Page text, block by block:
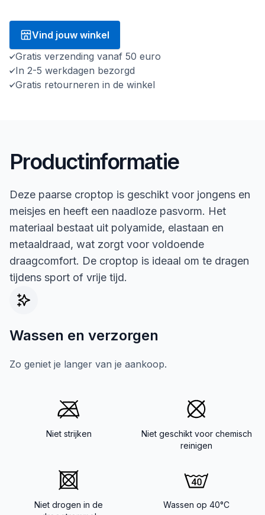
Vind jouw winkel
Gratis verzending vanaf 50 euro
In 2-5 werkdagen bezorgd
Gratis retourneren in de winkel
Productinformatie
Deze paarse croptop is geschikt voor jongens en
meisjes en heeft een naadloze pasvorm. Het
materiaal bestaat uit polyamide, elastaan en
metaaldraad, wat zorgt voor voldoende
draagcomfort. De croptop is ideaal om te dragen
tijdens sport of vrije tijd.
Wassen en verzorgen
Zo geniet je langer van je aankoop.
Niet strijken
Niet geschikt voor chemisch
reinigen
Niet drogen in de
Wassen op 40°C